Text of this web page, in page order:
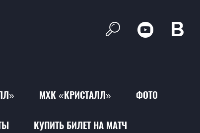
МХК «КРИСТАЛЛ» ФОТО
КУПИТЬ БИЛЕТ НА МАТЧ